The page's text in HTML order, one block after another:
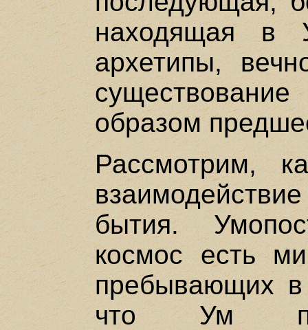
находящая в
архетипы,
образом
Рассмотрим,
бытия.
космос есть
пребывающих
что Ум